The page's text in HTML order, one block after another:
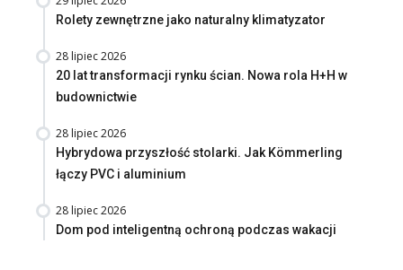
Rolety zewnętrzne jako naturalny klimatyzator
28 lipiec 2026
20 lat transformacji rynku ścian. Nowa rola H+H w
budownictwie
28 lipiec 2026
Hybrydowa przyszłość stolarki. Jak Kömmerling
łączy PVC i aluminium
28 lipiec 2026
Dom pod inteligentną ochroną podczas wakacji